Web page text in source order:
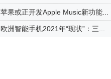
苹果或正开发Apple Music新功能...
欧洲智能手机2021年“现状”：三...